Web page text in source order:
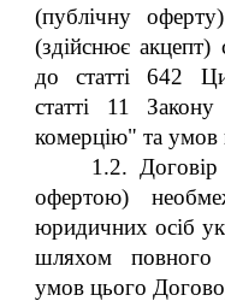
(публічну
(здійснює акцепт)
до статті 642
статті 11
комерцію" та умов
1.2.
офертою)
юридичних осіб
шляхом повного
умов цього